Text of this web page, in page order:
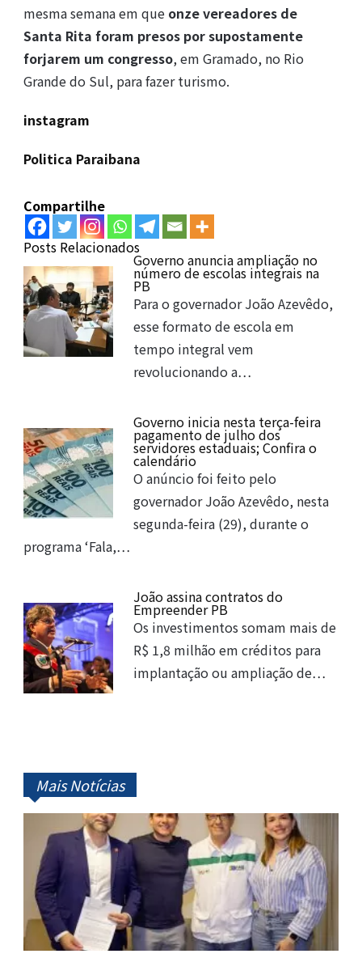
mesma semana em que onze vereadores de
Santa Rita foram presos por supostamente
forjarem um congresso, em Gramado, no Rio
Grande do Sul, para fazer turismo.
instagram
Politica Paraibana
Compartilhe
Posts Relacionados
Governo anuncia ampliação no
número de escolas integrais na
PB
Para o governador João Azevêdo,
esse formato de escola em
tempo integral vem
revolucionando a…
Governo inicia nesta terça-feira
pagamento de julho dos
servidores estaduais; Confira o
calendário
O anúncio foi feito pelo
governador João Azevêdo, nesta
segunda-feira (29), durante o
programa ‘Fala,…
João assina contratos do
Empreender PB
Os investimentos somam mais de
R$ 1,8 milhão em créditos para
implantação ou ampliação de…
Mais Notícias